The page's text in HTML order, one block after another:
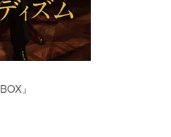
』